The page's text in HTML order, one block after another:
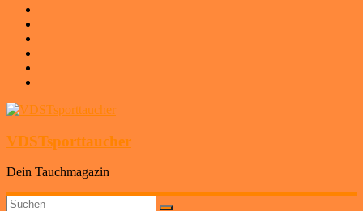
VDSTsporttaucher
Dein Tauchmagazin